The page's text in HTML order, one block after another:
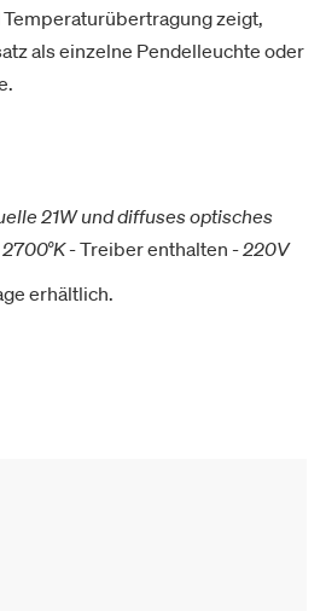
zeigt,
als einzelne Pendelleuchte oder
21W und diffuses optisches
-Treiber enthalten - 220V
erhältlich.